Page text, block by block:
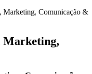
Marketing, Comunicação &
Marketing,